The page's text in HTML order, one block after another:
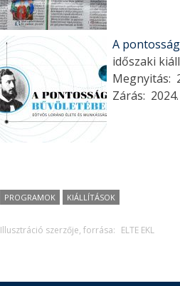
A
időszaki
Megnyitás:
Zárás:
PROGRAMOK KIÁLLÍTÁSOK
Illusztráció szerzője, forrása: ELTE EKL